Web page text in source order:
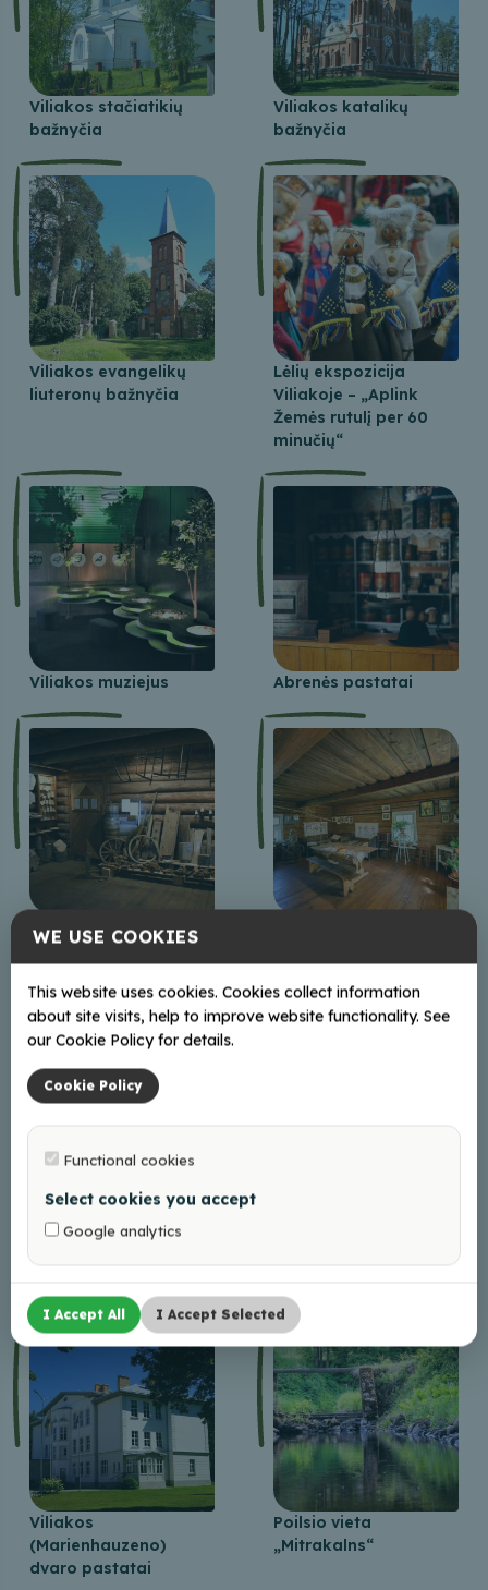
Viliakos stačiatikių
bažnyčia
Viliakos katalikų
bažnyčia
Viliakos evangelikų
liuteronų bažnyčia
Lėlių ekspozicija
Viliakoje – „Aplink
Žemės rutulį per 60
minučių“
Viliakos muziejus Abrenės pastatai
miškininkystės
muziejus
Antikvarinių daiktų ir
motociklų kolekcija
Viliakos
(Marienhauzeno)
dvaro pastatai
Poilsio vieta
„Mitrakalns“
WE USE COOKIES
This website uses cookies. Cookies collect information
about site visits, help to improve website functionality. See
our Cookie Policy for details.
Cookie Policy
Functional cookies
Select cookies you accept
Google analytics
I Accept All I Accept Selected